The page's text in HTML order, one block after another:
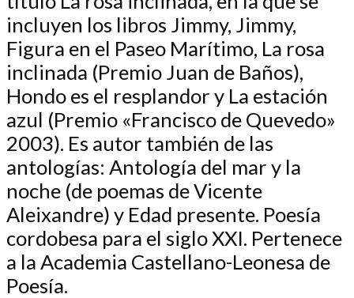
incluyen los libros Jimmy, Jimmy,
Figura en el Paseo Marítimo, La rosa
inclinada (Premio Juan de Baños),
Hondo es el resplandor y La estación
azul (Premio «Francisco de Quevedo»
2003). Es autor también de las
antologías: Antología del mar y la
noche (de poemas de Vicente
Aleixandre) y Edad presente. Poesía
cordobesa para el siglo XXI. Pertenece
a la Academia Castellano-Leonesa de
Poesía.